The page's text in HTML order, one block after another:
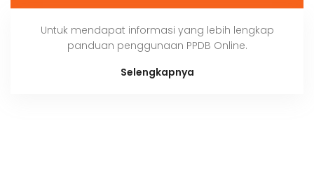
Untuk mendapat informasi yang lebih lengkap
panduan penggunaan PPDB Online.
Selengkapnya